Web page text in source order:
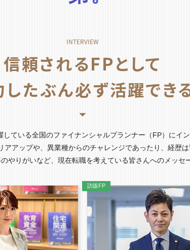
信頼されるFPとして
したぶん必ず活躍でき
ている全国のファイナンシャルプランナー（FP）にイン
アアップや、異業種からのチャレンジであったり、経歴は
やりがいなど、現在転職を考えている皆さんへのメッセ